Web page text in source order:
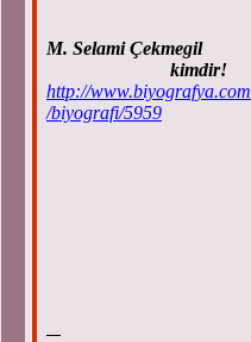
M. Selami Çekmegil
kimdir!
http://www.biyografya.com
/biyografi/5959